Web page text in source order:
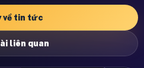
về tin tức
liên quan